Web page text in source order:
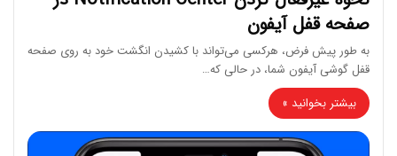
صفحه قفل آیفون
به طور پیش فرض، هرکسی می‌تواند با کشیدن انگشت خود به روی صفحه
قفل گوشی آیفون شما، در حالی که…
بیشتر بخوانید »